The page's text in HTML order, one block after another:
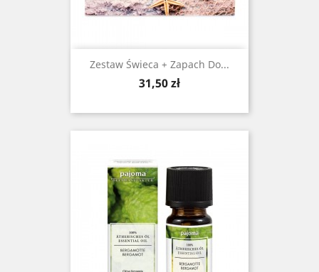
Zestaw Świeca + Zapach Do...
Cena
31,50 zł